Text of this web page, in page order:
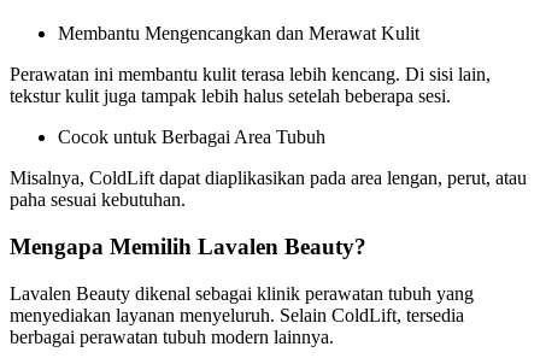
Membantu Mengencangkan dan Merawat Kulit
Perawatan ini membantu kulit terasa lebih kencang. Di sisi lain,
tekstur kulit juga tampak lebih halus setelah beberapa sesi.
Cocok untuk Berbagai Area Tubuh
Misalnya, ColdLift dapat diaplikasikan pada area lengan, perut, atau
paha sesuai kebutuhan.
Mengapa Memilih Lavalen Beauty?
Lavalen Beauty dikenal sebagai klinik perawatan tubuh yang
menyediakan layanan menyeluruh. Selain ColdLift, tersedia
berbagai perawatan tubuh modern lainnya.